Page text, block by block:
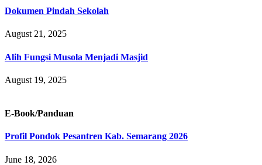
Dokumen Pindah Sekolah
August 21, 2025
Alih Fungsi Musola Menjadi Masjid
August 19, 2025
E-Book/Panduan
Profil Pondok Pesantren Kab. Semarang 2026
June 18, 2026